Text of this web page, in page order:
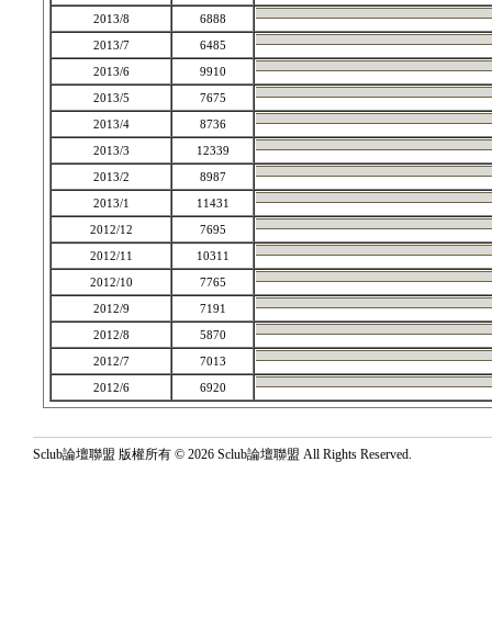
2013/8
6888
2013/7
6485
2013/6
9910
2013/5
7675
2013/4
8736
2013/3
12339
2013/2
8987
2013/1
11431
2012/12
7695
2012/11
10311
2012/10
7765
2012/9
7191
2012/8
5870
2012/7
7013
2012/6
6920
Sclub論壇聯盟 版權所有 © 2026 Sclub論壇聯盟 All Rights Reserved.